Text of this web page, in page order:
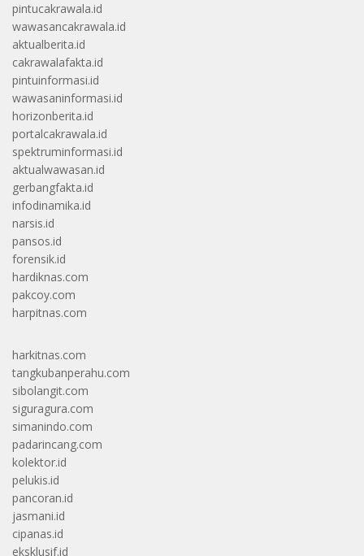
pintucakrawala.id
wawasancakrawala.id
aktualberita.id
cakrawalafakta.id
pintuinformasi.id
wawasaninformasi.id
horizonberita.id
portalcakrawala.id
spektruminformasi.id
aktualwawasan.id
gerbangfakta.id
infodinamika.id
narsis.id
pansos.id
forensik.id
hardiknas.com
pakcoy.com
harpitnas.com
harkitnas.com
tangkubanperahu.com
sibolangit.com
siguragura.com
simanindo.com
padarincang.com
kolektor.id
pelukis.id
pancoran.id
jasmani.id
cipanas.id
eksklusif.id